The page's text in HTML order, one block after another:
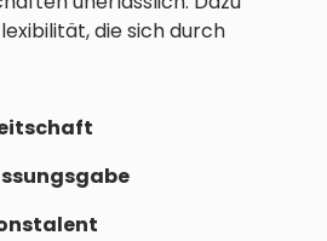
die sich durch